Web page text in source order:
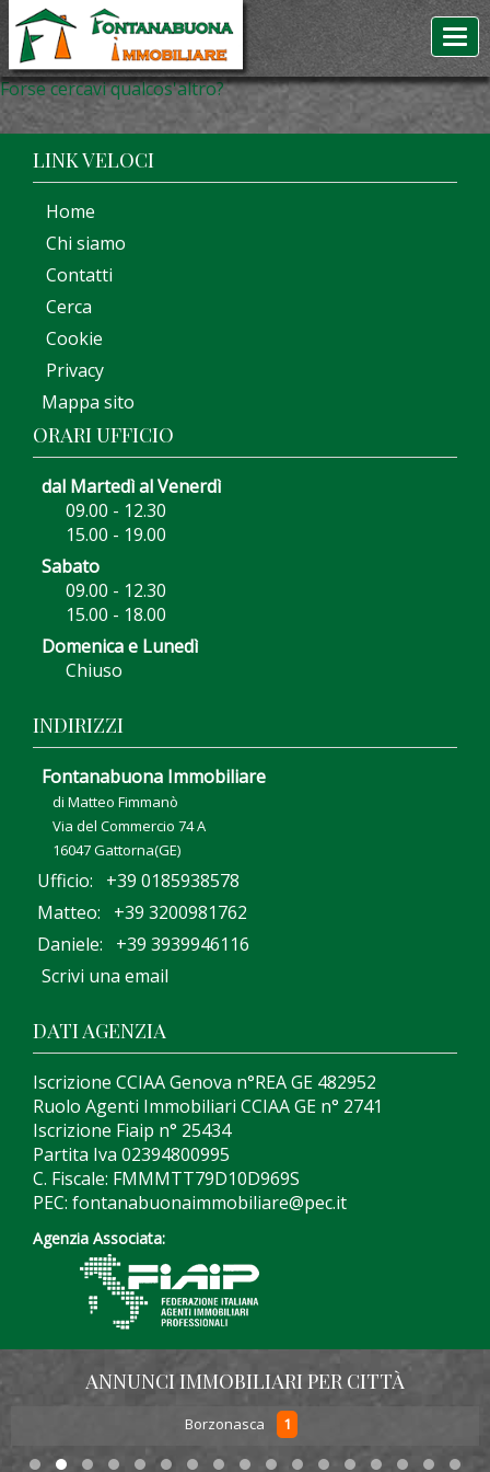
Forse cercavi qualcos'altro?
LINK VELOCI
Home
Chi siamo
Contatti
Cerca
Cookie
Privacy
Mappa sito
ORARI UFFICIO
dal Martedì al Venerdì
09.00 - 12.30
15.00 - 19.00
Sabato
09.00 - 12.30
15.00 - 18.00
Domenica e Lunedì
Chiuso
INDIRIZZI
Fontanabuona Immobiliare
di Matteo Fimmanò
Via del Commercio 74 A
16047 Gattorna(GE)
Ufficio: +39 0185938578
Matteo: +39 3200981762
Daniele: +39 3939946116
Scrivi una email
DATI AGENZIA
Iscrizione CCIAA Genova n°REA GE 482952
Ruolo Agenti Immobiliari CCIAA GE n° 2741
Iscrizione Fiaip n° 25434
Partita Iva 02394800995
C. Fiscale: FMMMTT79D10D969S
PEC: fontanabuonaimmobiliare@pec.it
Agenzia Associata:
ANNUNCI IMMOBILIARI PER CITTÀ
Borzonasca 1